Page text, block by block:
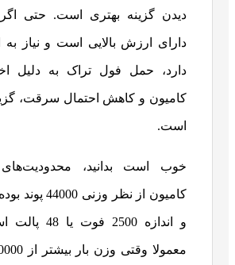
دیدن گزینه بهتری است. حتی
دارای ارزش بالایی است و نیاز
دارد، حمل فول تراک به دلیل
کامیون و کاهش احتمال سرقت،
است.
خوب است بدانید،
کامیون از نظر
و اندازه 2500